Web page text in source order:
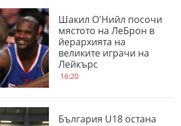
Шакил О'Нийл посочи
мястото на ЛеБрон в
йерархията на
великите играчи на
Лейкърс
16:20
България U18 остана